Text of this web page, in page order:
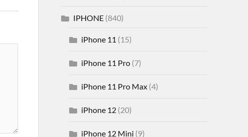
IPHONE(840)
iPhone 11 (15)
iPhone 11 Pro(7)
iPhone 11 Pro Max(4)
iPhone 12(20)
iPhone 12 Mini (9)